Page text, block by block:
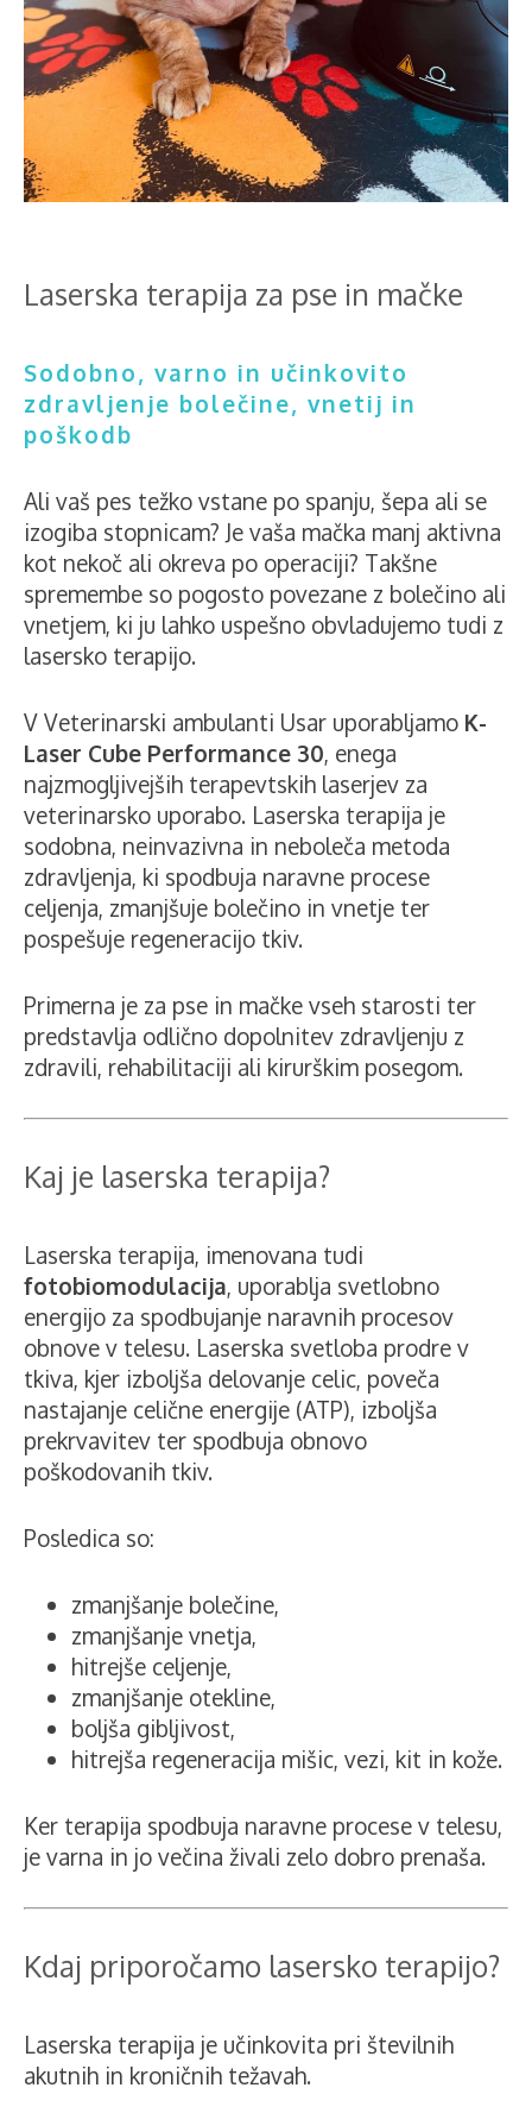
Laserska terapija za pse in mačke
Sodobno, varno in učinkovito
zdravljenje bolečine, vnetij in
poškodb
Ali vaš pes težko vstane po spanju, šepa ali se
izogiba stopnicam? Je vaša mačka manj aktivna
kot nekoč ali okreva po operaciji? Takšne
spremembe so pogosto povezane z bolečino ali
vnetjem, ki ju lahko uspešno obvladujemo tudi z
lasersko terapijo.
V Veterinarski ambulanti Usar uporabljamo K-
Laser Cube Performance 30, enega
najzmogljivejših terapevtskih laserjev za
veterinarsko uporabo. Laserska terapija je
sodobna, neinvazivna in neboleča metoda
zdravljenja, ki spodbuja naravne procese
celjenja, zmanjšuje bolečino in vnetje ter
pospešuje regeneracijo tkiv.
Primerna je za pse in mačke vseh starosti ter
predstavlja odlično dopolnitev zdravljenju z
zdravili, rehabilitaciji ali kirurškim posegom.
Kaj je laserska terapija?
Laserska terapija, imenovana tudi
fotobiomodulacija, uporablja svetlobno
energijo za spodbujanje naravnih procesov
obnove v telesu. Laserska svetloba prodre v
tkiva, kjer izboljša delovanje celic, poveča
nastajanje celične energije (ATP), izboljša
prekrvavitev ter spodbuja obnovo
poškodovanih tkiv.
Posledica so:
zmanjšanje bolečine,
zmanjšanje vnetja,
hitrejše celjenje,
zmanjšanje otekline,
boljša gibljivost,
hitrejša regeneracija mišic, vezi, kit in kože.
Ker terapija spodbuja naravne procese v telesu,
je varna in jo večina živali zelo dobro prenaša.
Kdaj priporočamo lasersko terapijo?
Laserska terapija je učinkovita pri številnih
akutnih in kroničnih težavah.